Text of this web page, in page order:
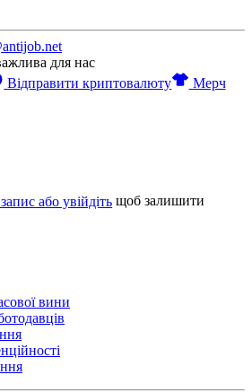
для нас
Відправити криптовалюту
Мерч
або увійдіть щоб залишити
вини